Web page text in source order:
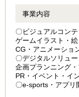
事業内容
〇ビジュアルコン
ゲームイラスト・
CG・アニメーショ
〇デジタルソリュ
企画プランニング
PR・イベント・イ
〇e-sports・アプリ